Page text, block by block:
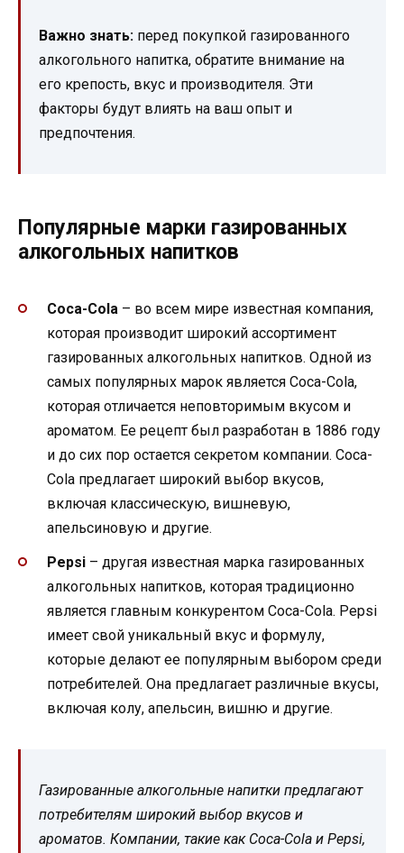
Важно знать: перед покупкой газированного
алкогольного напитка, обратите внимание на
его крепость, вкус и производителя. Эти
факторы будут влиять на ваш опыт и
предпочтения.
Популярные марки газированных
алкогольных напитков
Coca-Cola – во всем мире известная компания,
которая производит широкий ассортимент
газированных алкогольных напитков. Одной из
самых популярных марок является Coca-Cola,
которая отличается неповторимым вкусом и
ароматом. Ее рецепт был разработан в 1886 году
и до сих пор остается секретом компании. Coca-
Cola предлагает широкий выбор вкусов,
включая классическую, вишневую,
апельсиновую и другие.
Pepsi – другая известная марка газированных
алкогольных напитков, которая традиционно
является главным конкурентом Coca-Cola. Pepsi
имеет свой уникальный вкус и формулу,
которые делают ее популярным выбором среди
потребителей. Она предлагает различные вкусы,
включая колу, апельсин, вишню и другие.
Газированные алкогольные напитки предлагают
потребителям широкий выбор вкусов и
ароматов. Компании, такие как Coca-Cola и Pepsi,